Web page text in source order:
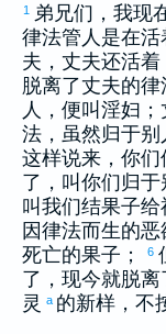
1
弟兄们，我现
律法管人是在活
夫，丈夫还活
脱离了丈夫的律
人，便叫淫妇
法，虽然归于别
这样说来，你
了，叫你们归于
叫我们结果子给
因律法而生的
死亡的果子；
6
了，现今就脱
灵 a 的新样，不